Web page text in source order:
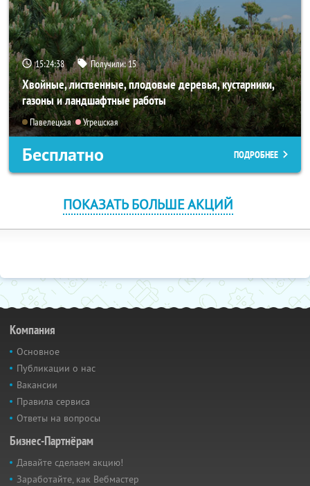
15:24:37 Получили:15
Хвойные, лиственные, плодовые деревья, кустарники,
газоны и ландшафтные работы
Павелецкая Угрешская
Бесплатно ПОДРОБНЕЕ
ПОКАЗАТЬ БОЛЬШЕ АКЦИЙ
Компания
Основное
Публикации о нас
Вакансии
Правила сервиса
Ответы на вопросы
Бизнес-Партнёрам
Давайте сделаем акцию!
Заработайте, как Вебмастер